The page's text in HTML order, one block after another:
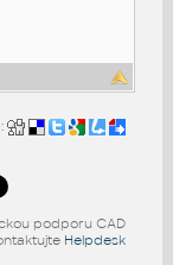
podporu CAD
Helpdesk